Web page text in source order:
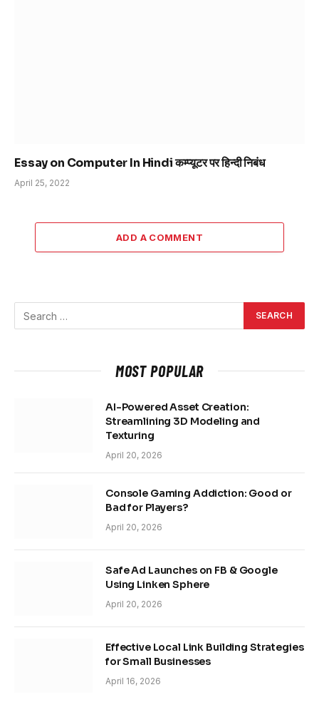
Essay on Computer In Hindi कम्प्यूटर पर हिन्दी निबंध
April 25, 2022
ADD A COMMENT
MOST POPULAR
AI-Powered Asset Creation:
Streamlining 3D Modeling and
Texturing
April 20, 2026
Console Gaming Addiction: Good or
Bad for Players?
April 20, 2026
Safe Ad Launches on FB & Google
Using Linken Sphere
April 20, 2026
Effective Local Link Building Strategies
for Small Businesses
April 16, 2026